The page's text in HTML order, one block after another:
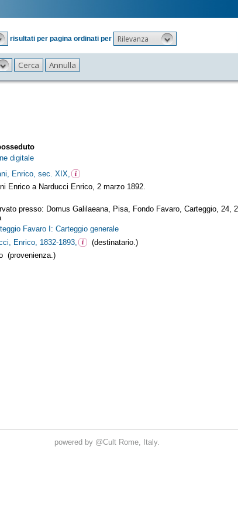
risultati per pagina ordinati per Rilevanza
powered by @Cult Rome, Italy.